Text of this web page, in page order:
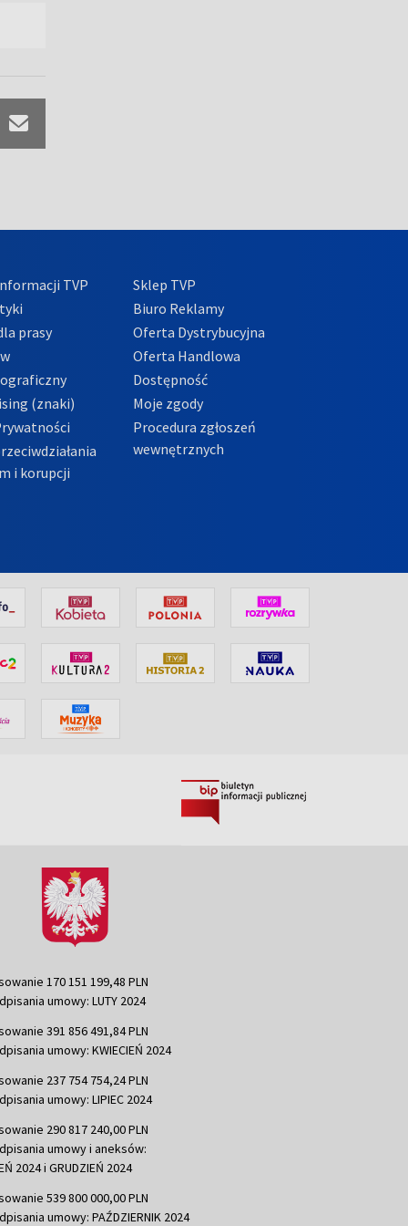
TVP
prasy
(znaki)
i korupcji
Sklep TVP
Biuro Reklamy
Oferta Dystrybucyjna
Oferta Handlowa
Dostępność
Moje zgody
Procedura zgłoszeń
wewnętrznych
170 151 199,48 PLN
umowy: LUTY 2024
391 856 491,84 PLN
umowy: KWIECIEŃ 2024
237 754 754,24 PLN
umowy: LIPIEC 2024
290 817 240,00 PLN
umowy i aneksów:
2024 i GRUDZIEŃ 2024
539 800 000,00 PLN
umowy: PAŹDZIERNIK 2024